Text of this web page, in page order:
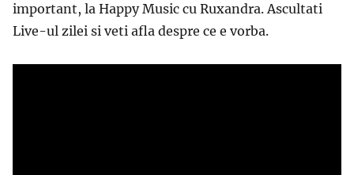
important, la Happy Music cu Ruxandra. Ascultati
Live-ul zilei si veti afla despre ce e vorba.